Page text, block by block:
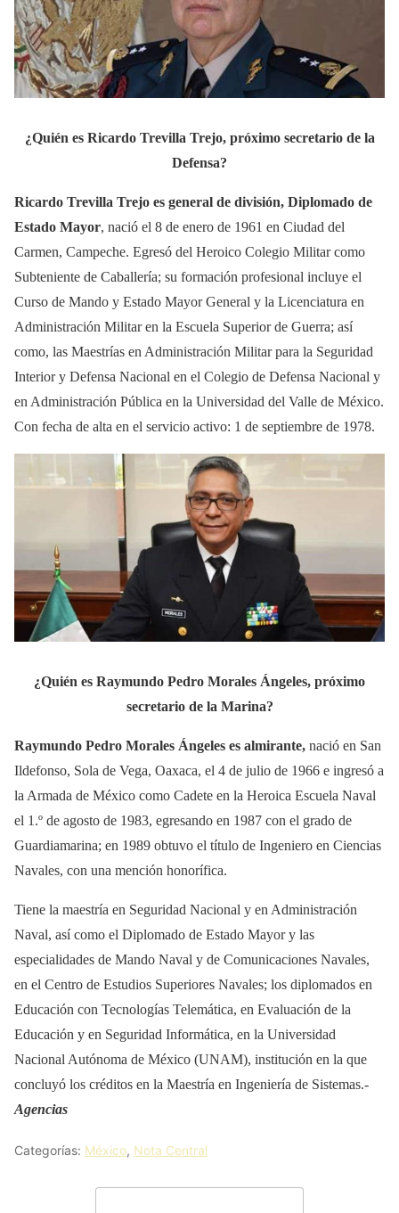
¿Quién es Ricardo Trevilla Trejo, próximo secretario de la
Defensa?
Ricardo Trevilla Trejo es general de división, Diplomado de
Estado Mayor, nació el 8 de enero de 1961 en Ciudad del
Carmen, Campeche. Egresó del Heroico Colegio Militar como
Subteniente de Caballería; su formación profesional incluye el
Curso de Mando y Estado Mayor General y la Licenciatura en
Administración Militar en la Escuela Superior de Guerra; así
como, las Maestrías en Administración Militar para la Seguridad
Interior y Defensa Nacional en el Colegio de Defensa Nacional y
en Administración Pública en la Universidad del Valle de México.
Con fecha de alta en el servicio activo: 1 de septiembre de 1978.
¿Quién es Raymundo Pedro Morales Ángeles, próximo
secretario de la Marina?
Raymundo Pedro Morales Ángeles es almirante, nació en San
Ildefonso, Sola de Vega, Oaxaca, el 4 de julio de 1966 e ingresó a
la Armada de México como Cadete en la Heroica Escuela Naval
el 1.º de agosto de 1983, egresando en 1987 con el grado de
Guardiamarina; en 1989 obtuvo el título de Ingeniero en Ciencias
Navales, con una mención honorífica.
Tiene la maestría en Seguridad Nacional y en Administración
Naval, así como el Diplomado de Estado Mayor y las
especialidades de Mando Naval y de Comunicaciones Navales,
en el Centro de Estudios Superiores Navales; los diplomados en
Educación con Tecnologías Telemática, en Evaluación de la
Educación y en Seguridad Informática, en la Universidad
Nacional Autónoma de México (UNAM), institución en la que
concluyó los créditos en la Maestría en Ingeniería de Sistemas.-
Agencias
Categorías: México, Nota Central